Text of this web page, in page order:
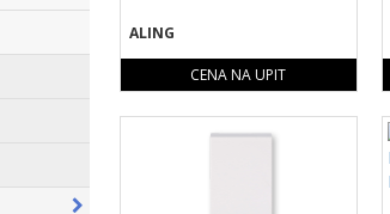
ALING
CENA NA UPIT